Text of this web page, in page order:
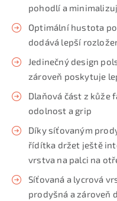
pohodlí a
Optimální hustota
dodává lepší
Jedinečný design
zároveň poskytuje
Dlaňová část z kůže
odolnost a grip
Díky síťovaným
řídítka držet ještě
vrstva na palci na
Síťovaná a lycrová
prodyšná a zároveň